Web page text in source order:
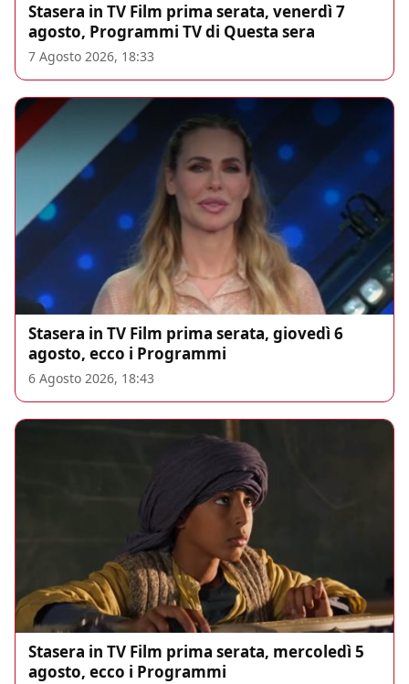
Stasera in TV Film prima serata, venerdì 7
agosto, Programmi TV di Questa sera
7 Agosto 2026, 18:33
Stasera in TV Film prima serata, giovedì 6
agosto, ecco i Programmi
6 Agosto 2026, 18:43
Stasera in TV Film prima serata, mercoledì 5
agosto, ecco i Programmi